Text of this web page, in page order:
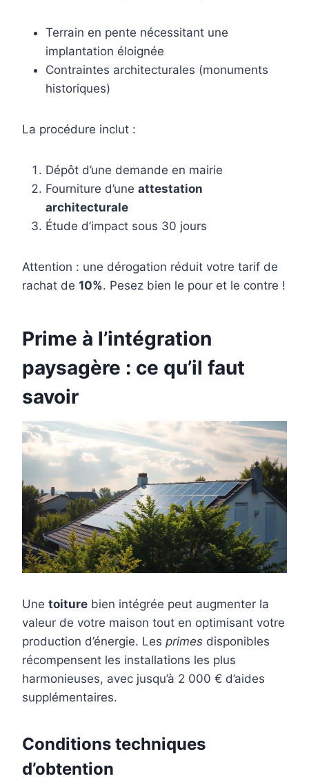
Terrain en pente nécessitant une
implantation éloignée
Contraintes architecturales (monuments
historiques)
La procédure inclut :
Dépôt d’une demande en mairie
Fourniture d’une attestation
architecturale
Étude d’impact sous 30 jours
Attention : une dérogation réduit votre tarif de
rachat de 10%. Pesez bien le pour et le contre !
Prime à l’intégration
paysagère : ce qu’il faut
savoir
Une toiture bien intégrée peut augmenter la
valeur de votre maison tout en optimisant votre
production d’énergie. Les primes disponibles
récompensent les installations les plus
harmonieuses, avec jusqu’à 2 000 € d’aides
supplémentaires.
Conditions techniques
d’obtention